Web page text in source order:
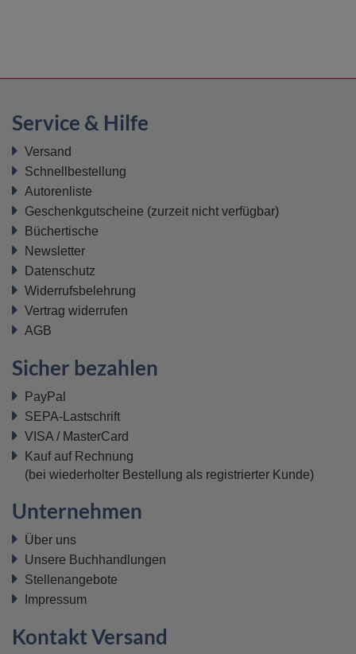
Service & Hilfe
Versand
Schnellbestellung
Autorenliste
Geschenkgutscheine (zurzeit nicht verfügbar)
Büchertische
Newsletter
Datenschutz
Widerrufsbelehrung
Vertrag widerrufen
AGB
Sicher bezahlen
PayPal
SEPA-Lastschrift
VISA / MasterCard
Kauf auf Rechnung
(bei wiederholter Bestellung als registrierter Kunde)
Unternehmen
Über uns
Unsere Buchhandlungen
Stellenangebote
Impressum
Kontakt Versand